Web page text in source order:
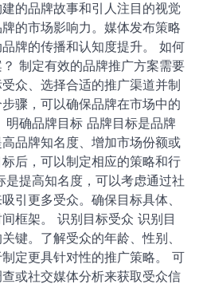
觉设计, 媒体发布
清晰的品牌目标和对目标受众
的品牌故事和引人注目的视觉
的市场影响力。媒体发布策略
牌的传播和认知度提升。 如何
制定有效的品牌推广方案需要
众、选择合适的推广渠道并制
骤，可以确保品牌在市场中的
明确品牌目标 品牌目标是品牌